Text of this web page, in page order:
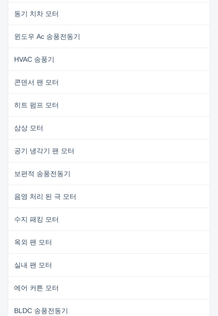
동기 치차 모터
윈도우 Ac 송풍전동기
HVAC 송풍기
콘덴서 팬 모터
히트 펌프 모터
삼상 모터
공기 냉각기 팬 모터
보편적 송풍전동기
음영 처리 된 극 모터
수지 패킹 모터
옥외 팬 모터
실내 팬 모터
에어 커튼 모터
BLDC 송풍전동기